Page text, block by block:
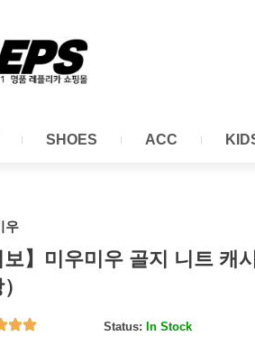
SHOES ACC
우
보】미우미우 골지 니트 캐
Status: In Stock